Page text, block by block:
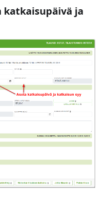
ja